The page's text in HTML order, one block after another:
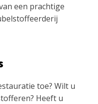
een prachtige
toe? Wilt u
Heeft u